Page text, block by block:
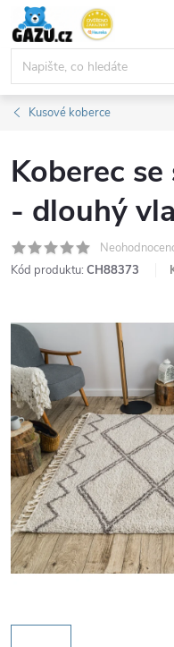
Přejít
obsah
Kusové koberce
Koberec
- dlouhý
Kód produktu: CH88373